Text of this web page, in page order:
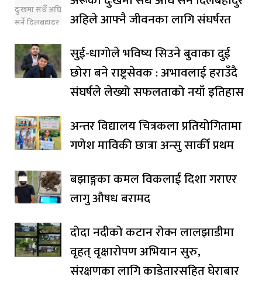
अहिले आफ्नै जीवनका लागि संघर्षरत
सुई-धागोले भविष्य सिउने बुवाका दुई
छोरा बने राष्ट्रसेवक : अभावलाई हराउँदै
संघर्षले लेख्यो सफलताको नयाँ इतिहास
अन्तर विद्यालय चित्रकला प्रतियोगितामा
गणेश माविकी छात्रा अन्सु सार्की प्रथम
बझाङ्गका कमल विकलाई दिशा गराएर
लागु औषध बरामद
दोदा नदीको कटान रोक्न लालझाडीमा
वृहत् वृक्षारोपण अभियान सुरु,
संरक्षणका लागि काडेतारसहित घेराबार